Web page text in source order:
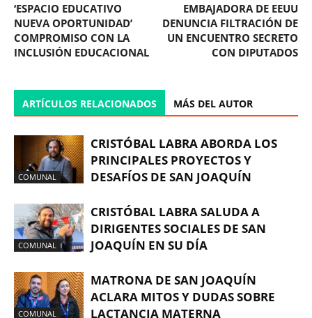
‘ESPACIO EDUCATIVO
NUEVA OPORTUNIDAD’
COMPROMISO CON LA
INCLUSIÓN EDUCACIONAL
EMBAJADORA DE EEUU
DENUNCIA FILTRACIÓN DE
UN ENCUENTRO SECRETO
CON DIPUTADOS
ARTÍCULOS RELACIONADOS MÁS DEL AUTOR
COMUNAL
CRISTÓBAL LABRA ABORDA LOS
PRINCIPALES PROYECTOS Y
DESAFÍOS DE SAN JOAQUÍN
COMUNAL
CRISTÓBAL LABRA SALUDA A
DIRIGENTES SOCIALES DE SAN
JOAQUÍN EN SU DÍA
COMUNAL
MATRONA DE SAN JOAQUÍN
ACLARA MITOS Y DUDAS SOBRE
LACTANCIA MATERNA